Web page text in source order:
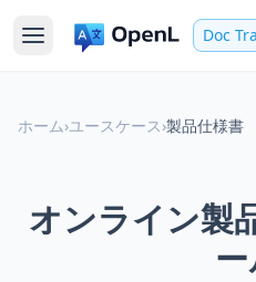
Doc
ホーム›ユースケース›製品仕様書
オンライン製